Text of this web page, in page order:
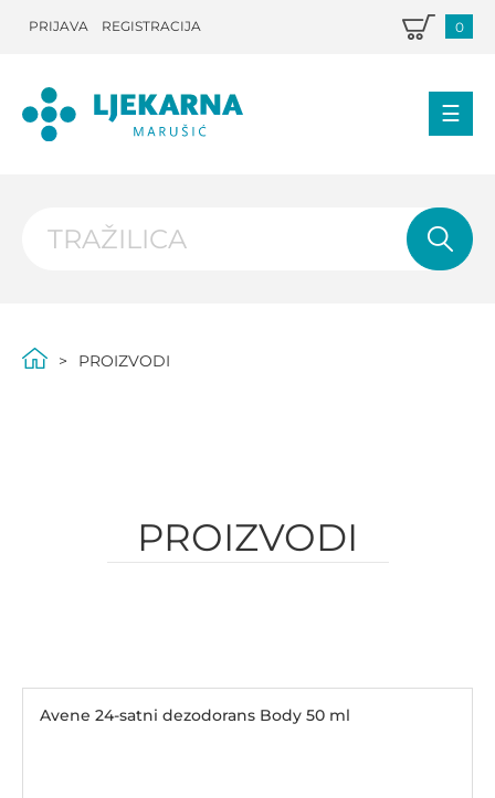
PRIJAVA REGISTRACIJA 0
PROIZVODI
PROIZVODI
Avene 24-satni dezodorans Body 50 ml